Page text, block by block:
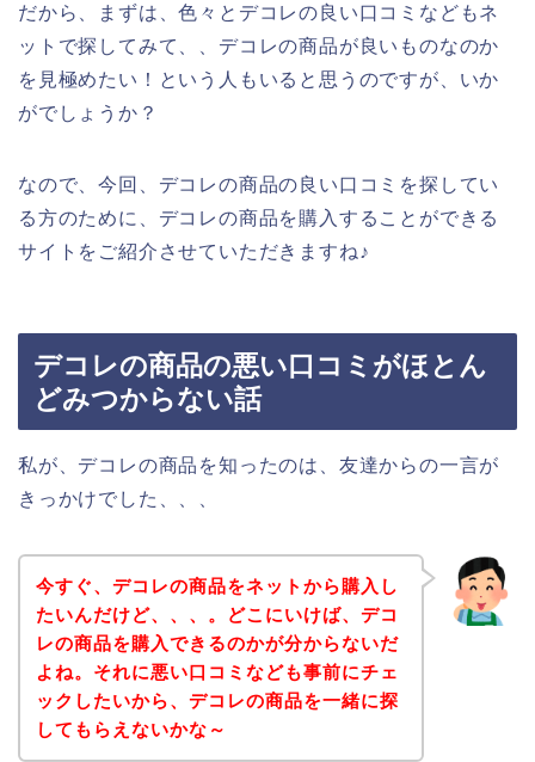
だから、まずは、色々とデコレの良い口コミなどもネ
ットで探してみて、、デコレの商品が良いものなのか
を見極めたい！という人もいると思うのですが、いか
がでしょうか？
なので、今回、デコレの商品の良い口コミを探してい
る方のために、デコレの商品を購入することができる
サイトをご紹介させていただきますね♪
デコレの商品の悪い口コミがほとん
どみつからない話
私が、デコレの商品を知ったのは、友達からの一言が
きっかけでした、、、
今すぐ、デコレの商品をネットから購入し
たいんだけど、、、。どこにいけば、デコ
レの商品を購入できるのかが分からないだ
よね。それに悪い口コミなども事前にチェ
ックしたいから、デコレの商品を一緒に探
してもらえないかな～